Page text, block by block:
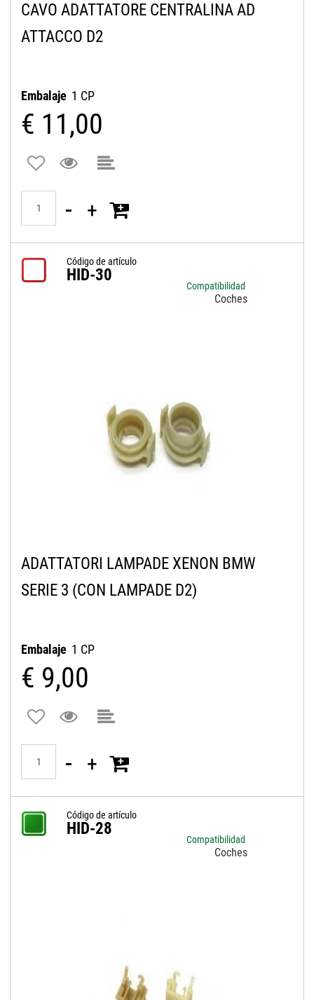
CAVO ADATTATORE CENTRALINA AD
ATTACCO D2
Embalaje 1 CP
€ 11,00
Código de artículo
HID-30
Compatibilidad
Coches
ADATTATORI LAMPADE XENON BMW
SERIE 3 (CON LAMPADE D2)
Embalaje 1 CP
€ 9,00
Código de artículo
HID-28
Compatibilidad
Coches